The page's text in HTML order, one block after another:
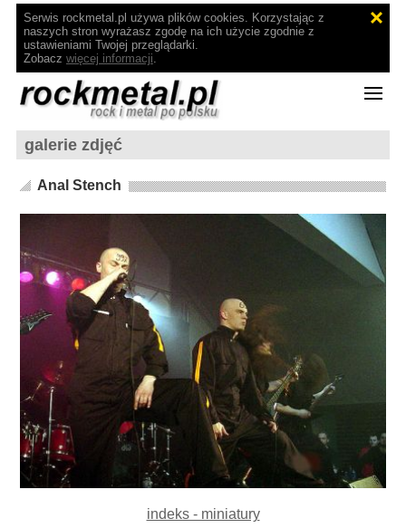
Serwis rockmetal.pl używa plików cookies. Korzystając z
naszych stron wyrażasz zgodę na ich użycie zgodnie z
ustawieniami Twojej przeglądarki.
Zobacz więcej informacji.
galerie zdjęć
Anal Stench
indeks - miniatury